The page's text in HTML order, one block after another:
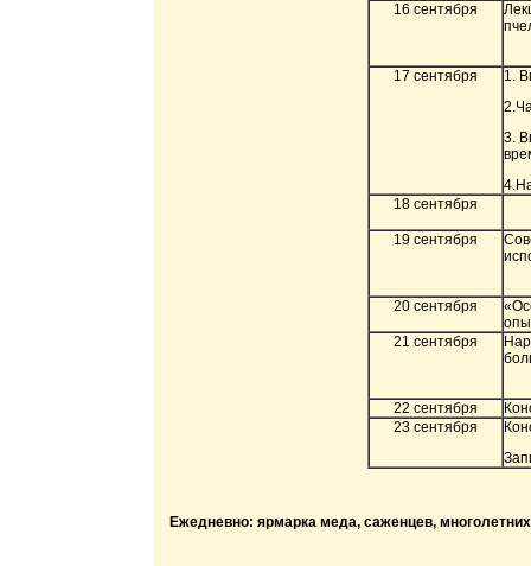
16 сентября
17 сентября
1.
3.
18 сентября
19 сентября
20 сентября
21 сентября
22 сентября
23 сентября
Ежедневно: ярмарка меда, саженцев,